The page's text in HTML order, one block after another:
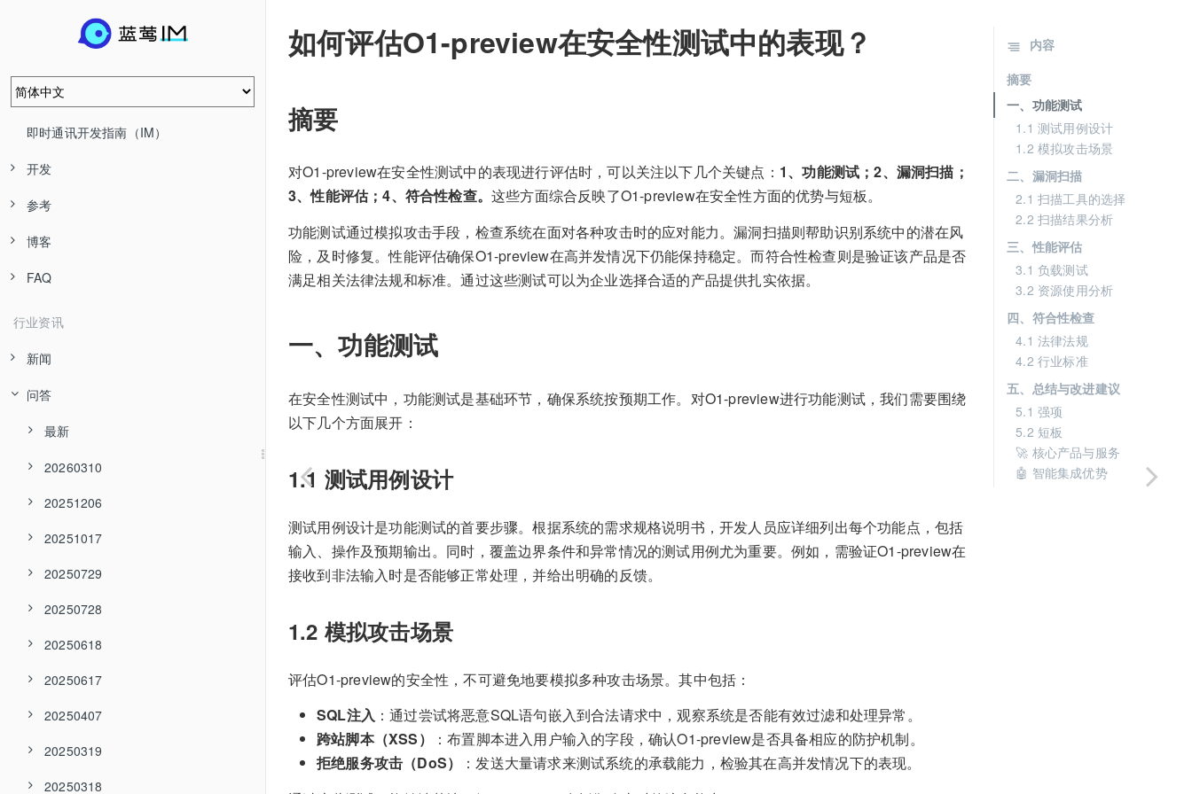
即时通讯开发指南（IM）
开发
参考
博客
FAQ
行业资讯
新闻
问答
最新
20260310
20251206
20251017
20250729
20250728
20250618
20250617
20250407
20250319
20250318
如何评估O1-preview在安全性测试中的表现？
摘要
对O1-preview在安全性测试中的表现进行评估时，可以关注以下几个关键点： 1、功能测试；2、漏洞扫描；
3、性能评估；4、符合性检查。这些方面综合反映了O1-preview在安全性方面的优势与短板。
功能测试通过模拟攻击手段，检查系统在面对各种攻击时的应对能力。漏洞扫描则帮助识别系统中的潜在风
险，及时修复。性能评估确保O1-preview在高并发情况下仍能保持稳定。而符合性检查则是验证该产品是否
满足相关法律法规和标准。通过这些测试可以为企业选择合适的产品提供扎实依据。
一、功能测试
在安全性测试中，功能测试是基础环节，确保系统按预期工作。对O1-preview进行功能测试，我们需要围绕
以下几个方面展开：
1.1 测试用例设计
测试用例设计是功能测试的首要步骤。根据系统的需求规格说明书，开发人员应详细列出每个功能点，包括
输入、操作及预期输出。同时，覆盖边界条件和异常情况的测试用例尤为重要。例如，需验证O1-preview在
接收到非法输入时是否能够正常处理，并给出明确的反馈。
1.2 模拟攻击场景
评估O1-preview的安全性，不可避免地要模拟多种攻击场景。其中包括：
SQL注入 ：通过尝试将恶意SQL语句嵌入到合法请求中，观察系统是否能有效过滤和处理异常。
跨站脚本（XSS）
：布置脚本进入用户输入的字段，确认O1-preview是否具备相应的防护机制。
拒绝服务攻击（DoS）
：发送大量请求来测试系统的承载能力，检验其在高并发情况下的表现。
内容
摘要
一、功能测试
1.1 测试用例设计
1.2 模拟攻击场景
二、漏洞扫描
2.1 扫描工具的选择
2.2 扫描结果分析
三、性能评估
3.1 负载测试
3.2 资源使用分析
四、符合性检查
4.1 法律法规
4.2 行业标准
五、总结与改进建议
5.1 强项
5.2 短板
🚀 核心产品与服务
🤖 智能集成优势